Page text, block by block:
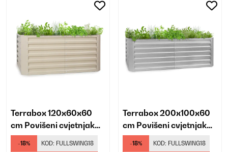
Terrabox 120x60x60
cm Povišeni cvjetnjak
Krema
-18% KOD: FULLSWING18
Terrabox 200x100x60
cm Povišeni cvjetnjak
Srebro
-18% KOD: FULLSWING18